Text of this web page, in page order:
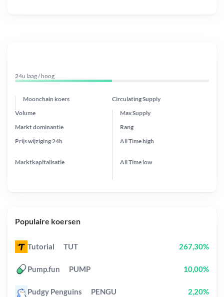
24u laag / hoog
Moonchain koers Circulating Supply
Prijs wijziging 24h
Max Supply
Markt dominantie
Marktkapitalisatie
Volume
Rang
All Timehigh
All Time low
Populaire koersen
Tutorial TUT 267,30%
Pump.fun PUMP 10,00%
Pudgy Penguins PENGU 2,20%